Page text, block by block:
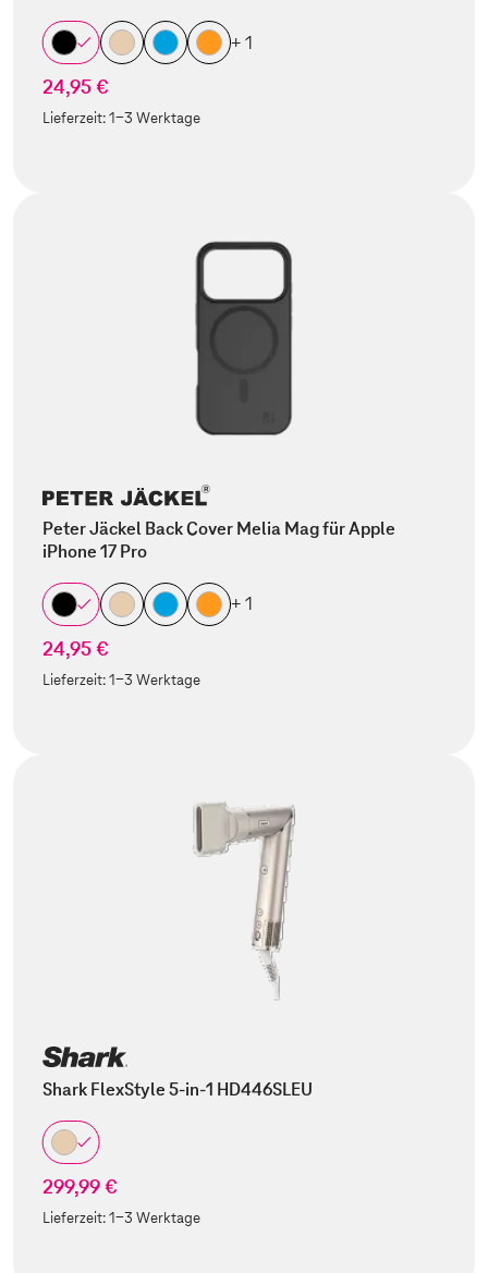
+ 1
24,95 €
Lieferzeit:1-3 Werktage
Peter Jäckel Back Cover Melia Mag für Apple
iPhone 17 Pro
+ 1
24,95 €
Lieferzeit:1-3 Werktage
Shark FlexStyle 5-in-1 HD446SLEU
299,99 €
Lieferzeit:1-3 Werktage